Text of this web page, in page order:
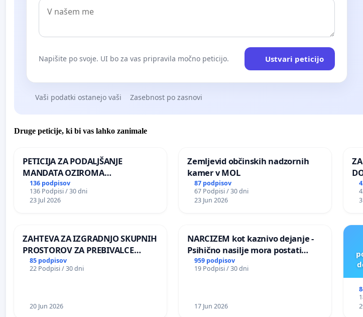
Napišite po svoje. UI bo za vas pripravila močno peticijo. Ustvari peticijo
Vaši podatki ostanejo vaši Zasebnost po zasnovi
Druge peticije, ki bi vas lahko zanimale
PETICIJA ZA PODALJŠANJE
MANDATA OZIROMA
ČIMPREJŠNJO PONOVNO
NAPOTITEV GOSPODA BERNARDA
ŠRAJNERJA NA VELEPOSLANIŠTVO
136 podpisov
136 Podpisi / 30 dni
23 Jul 2026
Zemljevid občinskih nadzornih
kamer v MOL
87 podpisov
67 Podpisi / 30 dni
23 Jun 2026
ZAHTEVA ZA IZGRADNJO SKUPNIH
PROSTOROV ZA PREBIVALCE
KRAJEVNE SKUPNOSTI
PRESTRANEK
85 podpisov
22 Podpisi / 30 dni
20 Jun 2026
NARCIZEM kot kaznivo dejanje -
Psihično nasilje mora postati
enako prepoznano kot fizično
nasilje
959 podpisov
19 Podpisi / 30 dni
17 Jun 2026